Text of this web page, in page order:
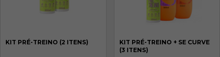
KIT PRÉ-TREINO (2 ITENS)
KIT PRÉ-TREINO + SE CURVE
(3 ITENS)